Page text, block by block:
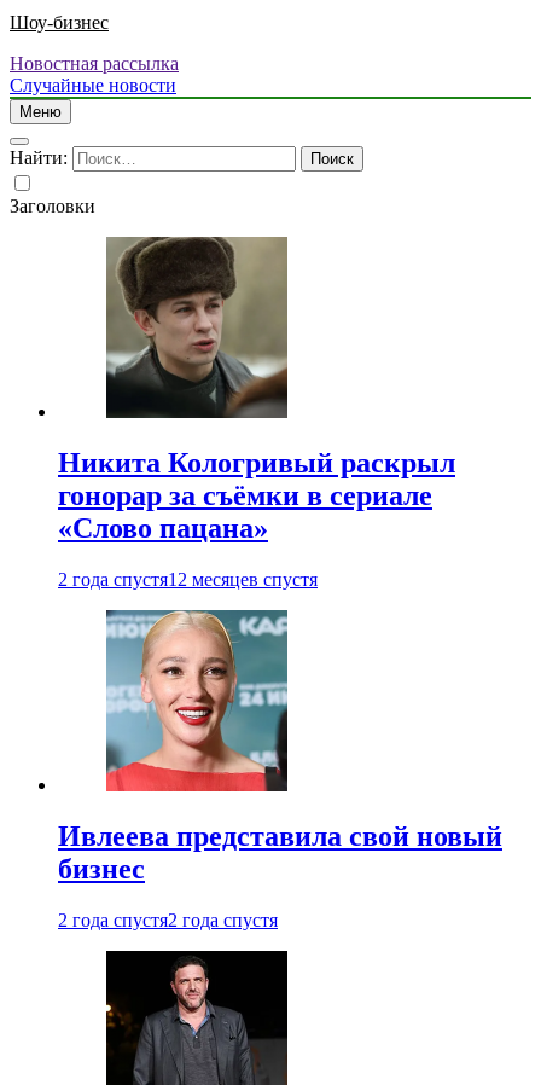
Шоу-бизнес
Новостная рассылка
Случайные новости
Меню
Найти:
Заголовки
Никита Кологривый раскрыл
гонорар за съёмки в сериале
«Слово пацана»
2 года спустя12 месяцев спустя
Ивлеева представила свой новый
бизнес
2 года спустя2 года спустя